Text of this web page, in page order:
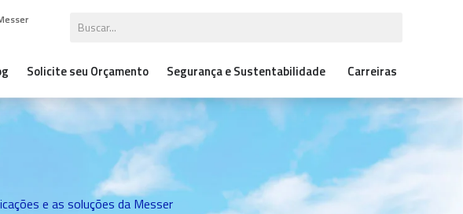
Solicite seu Orçamento Segurança e Sustentabilidade Carreiras
e as soluções da Messer